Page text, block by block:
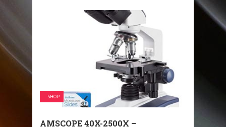
SHOP
AMSCOPE 40X-2500X –